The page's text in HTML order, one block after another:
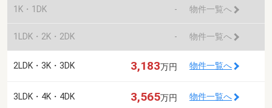
1K・1DK - 物件一覧へ
1LDK・2K・2DK - 物件一覧へ
2LDK・3K・3DK 3,183万円 物件一覧へ
3LDK・4K・4DK 3,565万円 物件一覧へ